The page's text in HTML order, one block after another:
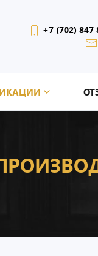
+7 (702) 847